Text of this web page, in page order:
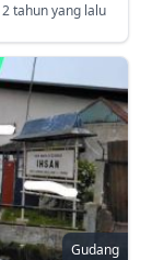
2 tahun yang lalu
Gudang